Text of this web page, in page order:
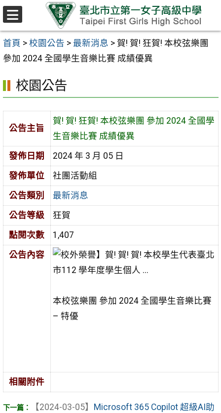
跳至主要內容區
首頁 > 校園公告 > 最新消息 > 賀! 賀! 狂賀! 本校弦樂團
參加 2024 全國學生音樂比賽 成績優異
校園公告
公告主旨
賀! 賀! 狂賀! 本校弦樂團 參加 2024 全國學
生音樂比賽 成績優異
發佈日期
2024 年 3 月 05 日
發佈單位
社團活動組
公告類別
最新消息
公告等級
狂賀
點閱次數
1,407
公告內容
本校弦樂團 參加 2024 全國學生音樂比賽
– 特優
相關附件
【2024-03-05】 Microsoft 365 Copilot 超級AI助
選
單